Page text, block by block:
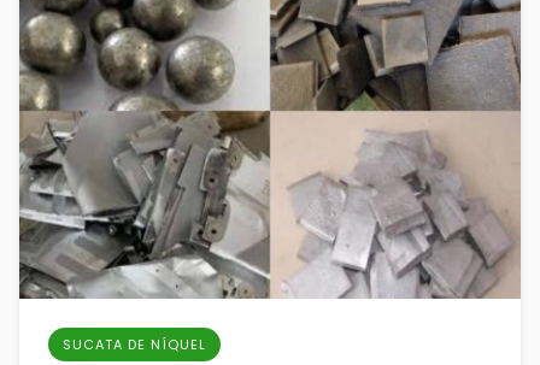
SUCATA DE NÍQUEL